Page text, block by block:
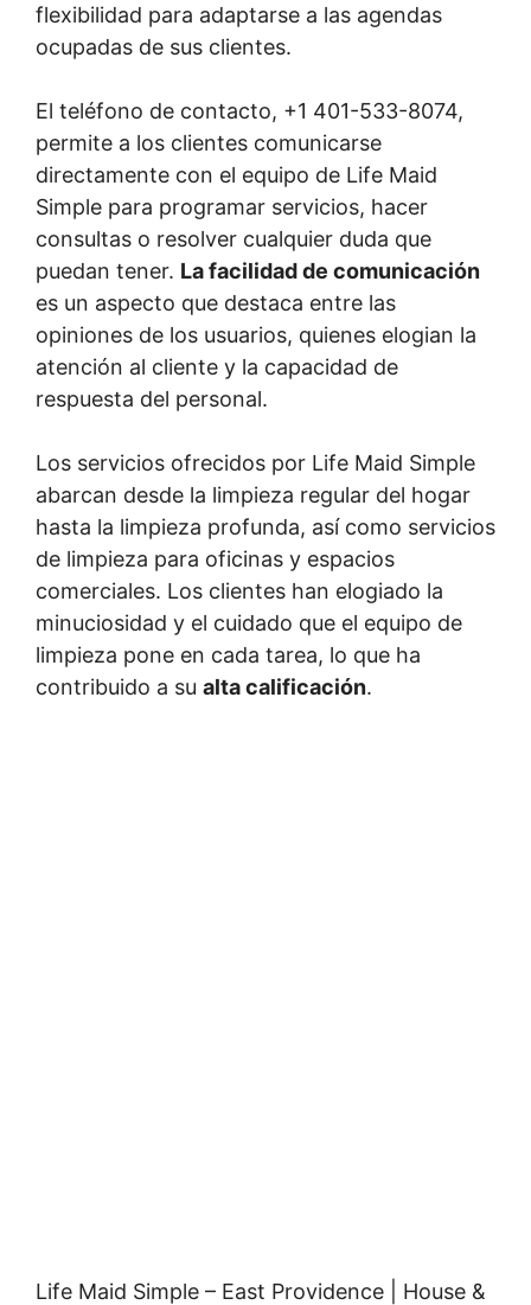
flexibilidad para adaptarse a las agendas
ocupadas de sus clientes.
El teléfono de contacto, +1 401-533-8074,
permite a los clientes comunicarse
directamente con el equipo de Life Maid
Simple para programar servicios, hacer
consultas o resolver cualquier duda que
puedan tener. La facilidad de comunicación
es un aspecto que destaca entre las
opiniones de los usuarios, quienes elogian la
atención al cliente y la capacidad de
respuesta del personal.
Los servicios ofrecidos por Life Maid Simple
abarcan desde la limpieza regular del hogar
hasta la limpieza profunda, así como servicios
de limpieza para oficinas y espacios
comerciales. Los clientes han elogiado la
minuciosidad y el cuidado que el equipo de
limpieza pone en cada tarea, lo que ha
contribuido a su alta calificación.
Life Maid Simple – East Providence | House &